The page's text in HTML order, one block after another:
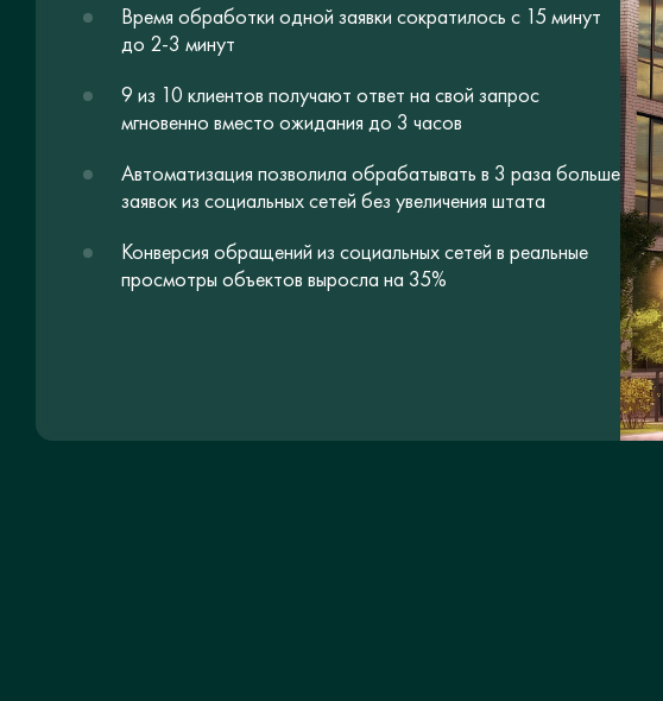
Время обработки одной заявки сократилось с 15 минут
до 2-3 минут
9 из 10 клиентов получают ответ на свой запрос
мгновенно вместо ожидания до 3 часов
Автоматизация позволила обрабатывать в 3 раза больше
заявок из социальных сетей без увеличения штата
Конверсия обращений из социальных сетей в реальные
просмотры объектов выросла на 35%